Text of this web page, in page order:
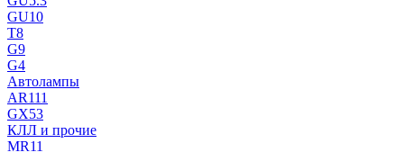
GU10
T8
G9
G4
Автолампы
AR111
GX53
КЛЛ и прочие
MR11